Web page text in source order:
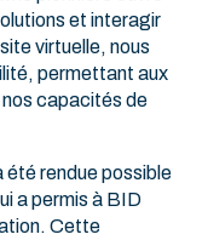
et interagir
virtuelle, nous
permettant aux
nos capacités de
été rendue possible
a permis à BID
Cette